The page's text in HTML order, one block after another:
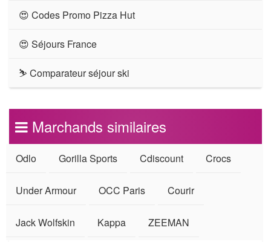
😍 Codes Promo Pizza Hut
😍 Séjours France
⛷ Comparateur séjour ski
Marchands similaires
Odlo Gorilla Sports Cdiscount Crocs
Under Armour OCC Paris Courir
Jack Wolfskin Kappa ZEEMAN